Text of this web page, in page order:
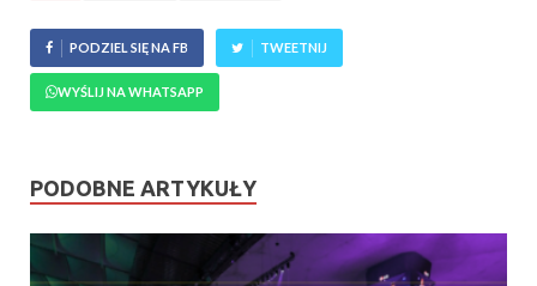
PODZIEL SIĘ NA FB TWEETNIJ
WYŚLIJ NA WHATSAPP
PODOBNE ARTYKUŁY